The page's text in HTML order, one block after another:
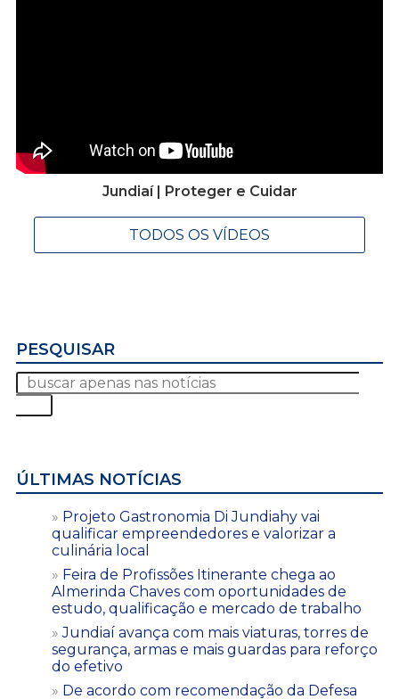
Jundiaí | Proteger e Cuidar
TODOS OS VÍDEOS
PESQUISAR
ÚLTIMAS NOTÍCIAS
Projeto Gastronomia Di Jundiahy vai
qualificar empreendedores e valorizar a
culinária local
Feira de Profissões Itinerante chega ao
Almerinda Chaves com oportunidades de
estudo, qualificação e mercado de trabalho
Jundiaí avança com mais viaturas, torres de
segurança, armas e mais guardas para reforço
do efetivo
De acordo com recomendação da Defesa